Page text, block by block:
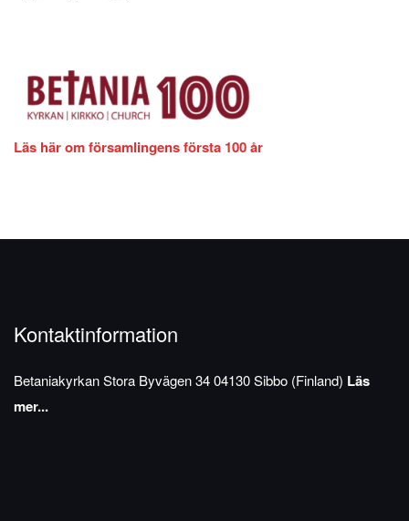
Läs här om församlingens första 100 år
Kontaktinformation
BetaniakyrkanStora Byvägen 3404130 Sibbo (Finland) Läs
mer...